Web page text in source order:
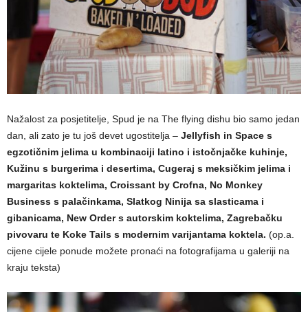
Nažalost za posjetitelje, Spud je na The flying dishu bio samo jedan
dan, ali zato je tu još devet ugostitelja – Jellyfish in Space s
egzotičnim jelima u kombinaciji latino i istočnjačke kuhinje,
Kužinu s burgerima i desertima, Cugeraj s meksičkim jelima i
margaritas koktelima, Croissant by Crofna, No Monkey
Business s palačinkama, Slatkog Ninija sa slasticama i
gibanicama, New Order s autorskim koktelima, Zagrebačku
pivovaru te Koke Tails s modernim varijantama koktela. (op.a.
cijene cijele ponude možete pronaći na fotografijama u galeriji na
kraju teksta)